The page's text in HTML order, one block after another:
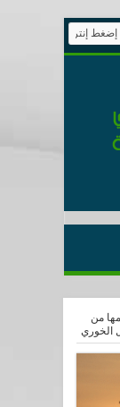
من
الخوري